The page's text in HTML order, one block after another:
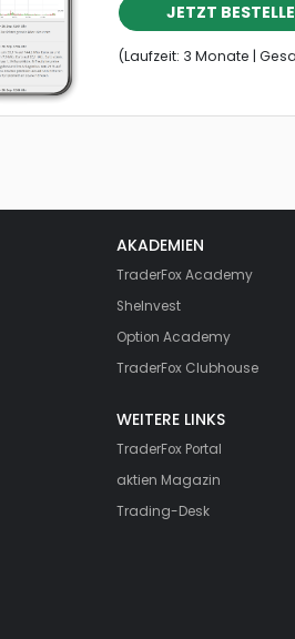
JETZT
(Laufzeit: 3 Monate |
AKADEMIEN
TraderFox Academy
SheInvest
Option Academy
TraderFox Clubhouse
WEITERE LINKS
TraderFox Portal
aktien Magazin
Trading-Desk